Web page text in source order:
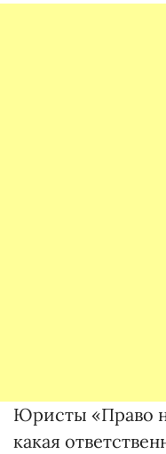
Юристы «Право
какая